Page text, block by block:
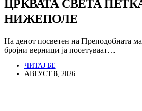
ЦРКВАТА СВЕТА
НИЖЕПОЛЕ
На денот посветен на Преподобната
бројни верници ја посетуваат…
ЧИТАЈ БЕ
АВГУСТ 8, 2026